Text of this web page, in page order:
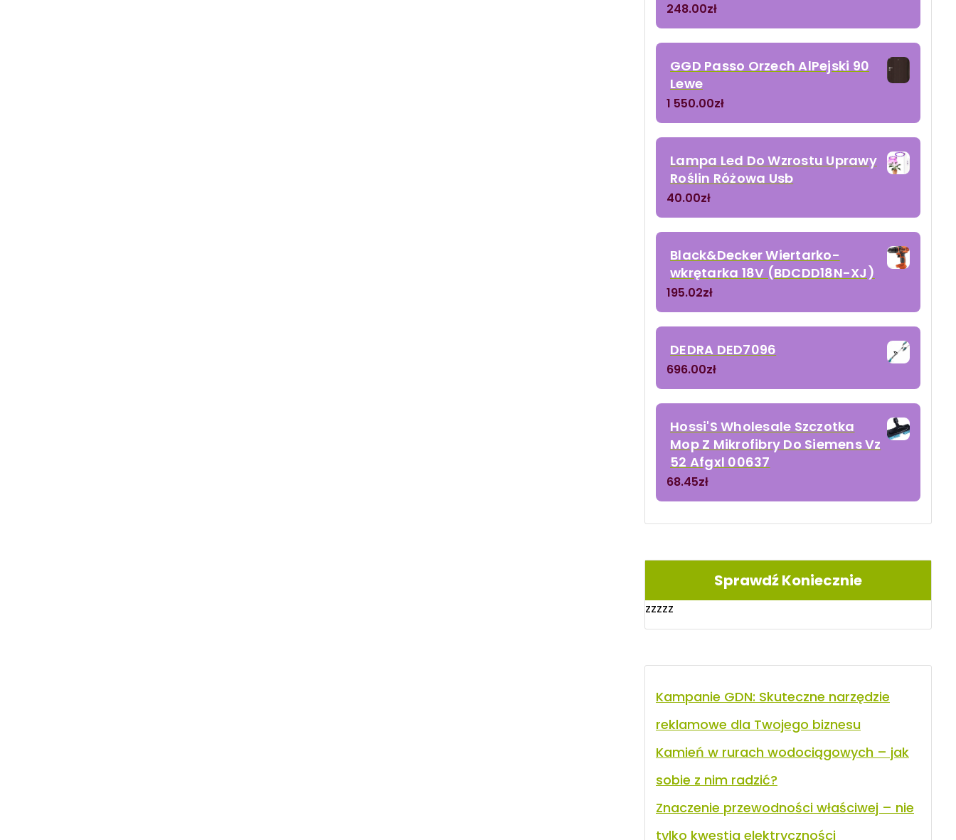
248.00zł
GGD Passo Orzech AlPejski 90
Lewe
1 550.00zł
Lampa Led Do Wzrostu Uprawy
Roślin Różowa Usb
40.00zł
Black&Decker Wiertarko-
wkrętarka 18V (BDCDD18N-XJ)
195.02zł
DEDRA DED7096
696.00zł
Hossi'S Wholesale Szczotka
Mop Z Mikrofibry Do Siemens Vz
52 Afgxl 00637
68.45zł
Sprawdź Koniecznie
zzzzz
Kampanie GDN: Skuteczne narzędzie
reklamowe dla Twojego biznesu
Kamień w rurach wodociągowych – jak
sobie z nim radzić?
Znaczenie przewodności właściwej – nie
tylko kwestia elektryczności